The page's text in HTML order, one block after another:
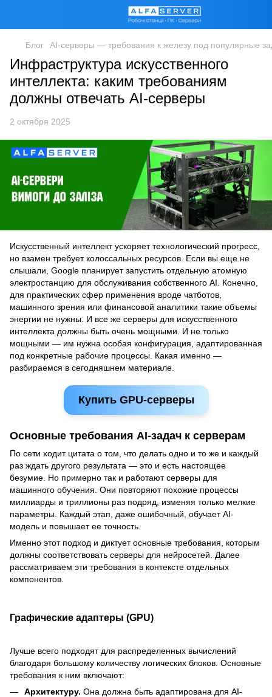
Блог AI-серверы — требования к железу под популярные
Инфраструктура искусственного
интеллекта: каким требованиям
должны отвечать AI-серверы
2 октября 2025
Искусственный интеллект ускоряет технологический прогресс,
но взамен требует колоссальных ресурсов. Если вы еще не
слышали, Google планирует запустить отдельную атомную
электростанцию для обслуживания собственного AI. Конечно,
для практических сфер применения вроде чатботов,
машинного зрения или финансовой аналитики такие объемы
энергии не нужны. И все же серверы для искусственного
интеллекта должны быть очень мощными. И не только
мощными — им нужна особая конфигурация, адаптированная
под конкретные рабочие процессы. Какая именно —
разбираемся в сегодняшнем материале.
Купить GPU-серверы
Основные требования AI-задач к серверам
По сети ходит цитата о том, что делать одно и то же и каждый
раз ждать другого результата — это и есть настоящее
безумие. Но примерно так и работают серверы для
машинного обучения. Они повторяют похожие процессы
миллиарды и триллионы раз подряд, изменяя только мелкие
параметры. Каждый этап, даже ошибочный, обучает AI-
модель и повышает ее точность.
Именно этот подход и диктует основные требования, которым
должны соответствовать серверы для нейросетей. Далее
рассматриваем эти требования в контексте отдельных
компонентов.
Графические адаптеры (GPU)
Лучше всего подходят для распределенных вычислений
благодаря большому количеству логических блоков. Основные
требования к ним включают:
Архитектуру. Она должна быть адаптирована для AI-